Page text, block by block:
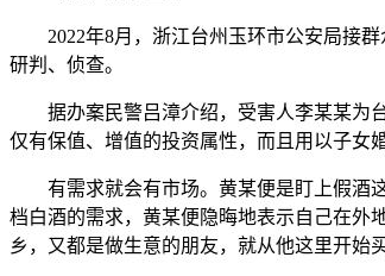
2022年8月，浙江台州玉环市公安局接
研判、侦查。
据办案民警吕漳介绍，受害人李某某为
仅有保值、增值的投资属性，而且用以子女
有需求就会有市场。黄某便是盯上假酒
档白酒的需求，黄某便隐晦地表示自己在外
乡，又都是做生意的朋友，就从他这里开始